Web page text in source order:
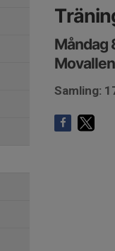
Måndag
Samling: